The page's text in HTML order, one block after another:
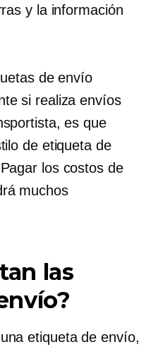
y la información
de envío
si realiza envíos
es que
de etiqueta de
los costos de
muchos
las
etiqueta de envío,